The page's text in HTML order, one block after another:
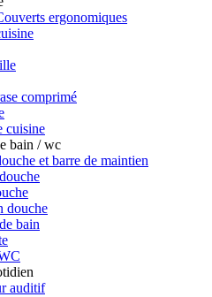
ergonomiques
comprimé
cuisine
bain / wc
et barre de maintien
douche
bain
auditif